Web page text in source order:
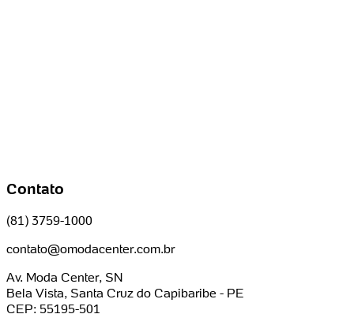
Contato
(81) 3759-1000
contato@omodacenter.com.br
Av. Moda Center, SN
Bela Vista, Santa Cruz do Capibaribe - PE
CEP: 55195-501